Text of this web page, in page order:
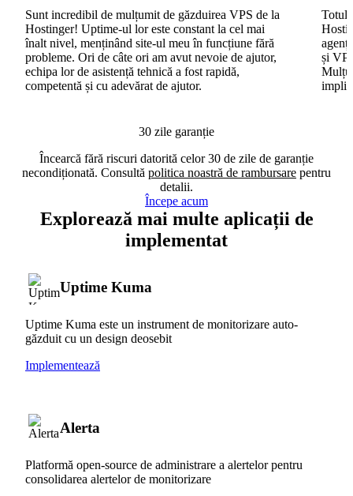
Sunt incredibil de mulțumit de găzduirea VPS de la
Hostinger! Uptime-ul lor este constant la cel mai
înalt nivel, menținând site-ul meu în funcțiune fără
probleme. Ori de câte ori am avut nevoie de ajutor,
echipa lor de asistență tehnică a fost rapidă,
competentă și cu adevărat de ajutor.
Totul
și
30 zile garanție
Încearcă fără riscuri datorită celor 30 de zile de garanție
necondiționată. Consultă politica noastră de rambursare pentru
detalii.
Începe acum
Explorează mai multe aplicații de
implementat
Uptime Kuma
Uptime Kuma este un instrument de monitorizare auto-
găzduit cu un design deosebit
Implementează
Alerta
Platformă open-source de administrare a alertelor pentru
consolidarea alertelor de monitorizare